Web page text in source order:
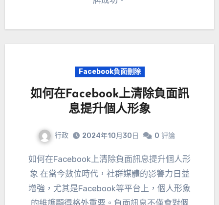
Facebook負面刪除
如何在Facebook上清除負面訊
息提升個人形象
行政 2024年10月30日 0 評論
如何在Facebook上清除負面訊息提升個人形
象 在當今數位時代，社群媒體的影響力日益
增強，尤其是Facebook等平台上，個人形象
的維護顯得格外重要。負面訊息不僅會對個